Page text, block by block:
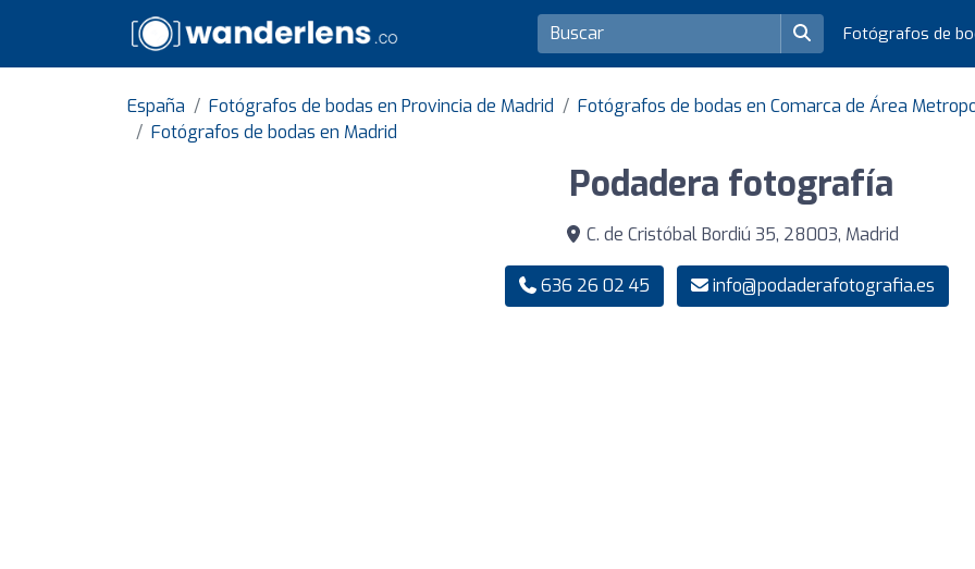
Fotógrafos de
España Fotógrafos de bodas en Provincia de Madrid
Fotógrafos de bodas en Comarca de Área
Fotógrafos de bodas en Madrid
Podadera fotografía
C. de Cristóbal Bordiú 35, 28003, Madrid
636 26 02 45 info@podaderafotografia.es